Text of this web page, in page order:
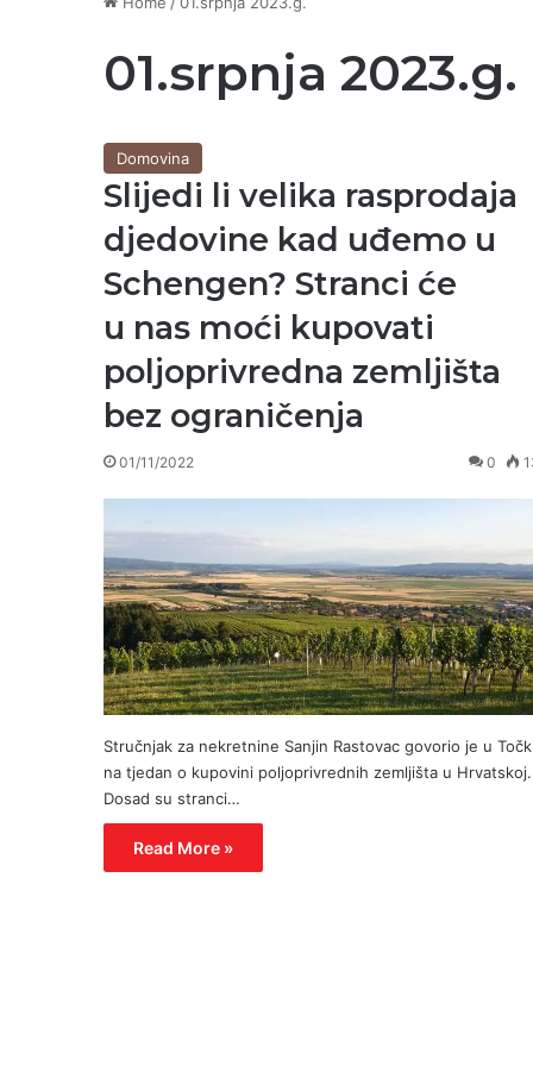
01.srpnja 2023.g.
Domovina
Slijedi li velika rasprodaja
djedovine kad uđemo u
Schengen? Stranci će
u nas moći kupovati
poljoprivredna zemljišta
bez ograničenja
01/11/2022 0
Stručnjak za nekretnine Sanjin Rastovac govorio je u
na tjedan o kupovini poljoprivrednih zemljišta u Hrvatskoj.
Dosad su stranci…
Read More »